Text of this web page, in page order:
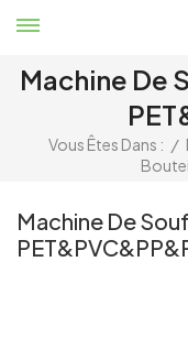
Machine De
Vous Êtes Dans : /
Machine De